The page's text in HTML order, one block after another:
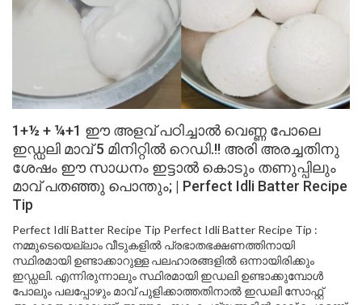
1+½ + ¼+1 ഈ അളവ് പഠിച്ചാൽ വെണ്ണ പോലെ
ഇഡ്ഡലി മാവ് 5 മിനിറ്റിൽ റെഡി.!! അരി അരച്ചതിനു
ശേഷം ഈ സാധനം ഇട്ടാൽ കൊടും തണുപ്പിലും
മാവ്‌ പതഞ്ഞു പൊന്തും; | Perfect Idli Batter Recipe
Tip
Perfect Idli Batter Recipe Tip Perfect Idli Batter Recipe Tip :
നമ്മുടെയെല്ലാം വീടുകളിൽ പ്രഭാതഭക്ഷണത്തിനായി
സ്ഥിരമായി ഉണ്ടാക്കാറുള്ള പലഹാരങ്ങളിൽ ഒന്നായിരിക്കും
ഇഡ്ഡലി. എന്നിരുന്നാലും സ്ഥിരമായി ഇഡലി ഉണ്ടാക്കുമ്പോൾ
പോലും പലപ്പോഴും മാവ് പുളിക്കാത്തതിനാൽ ഇഡലി സോഫ്റ്റ്